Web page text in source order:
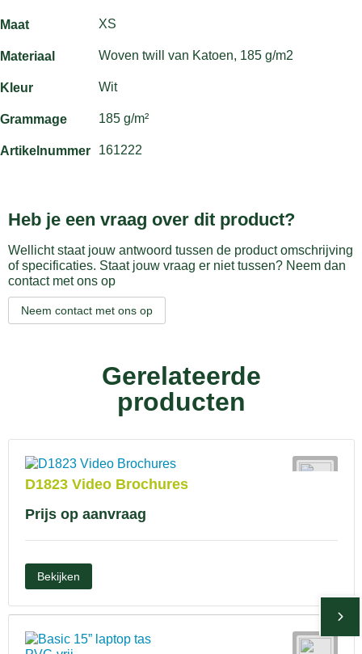
Maat XS
Materiaal Woven twill van Katoen, 185 g/m2
Kleur Wit
Grammage 185 g/m²
Artikelnummer 161222
Heb je een vraag over dit product?
Wellicht staat jouw antwoord tussen de product omschrijving
of specificaties. Staat jouw vraag er niet tussen? Neem dan
contact met ons op
Neem contact met ons op
Gerelateerde
producten
D1823 Video Brochures
Prijs op aanvraag
Bekijken